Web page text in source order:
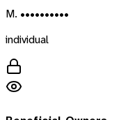
M. ••••••••••
individual